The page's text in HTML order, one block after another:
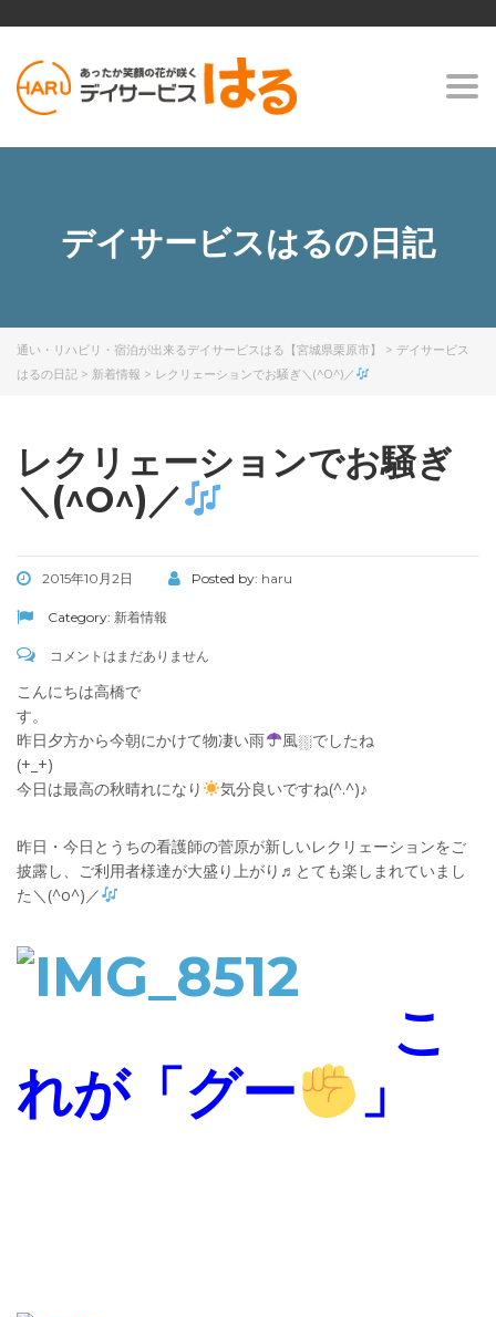
デイサービスはるの日記
通い・リハビリ・宿泊が出来るデイサービスはる【宮城県栗原市】 > デイサービス
はるの日記 > 新着情報 > レクリェーションでお騒ぎ＼(^O^)／
レクリェーションでお騒ぎ
＼(^O^)／
2015年10月2日 Posted by: haru
Category: 新着情報
コメントはまだありません
こんにちは高橋で
す
昨日夕方から今朝にかけて物凄い雨
風⛆でしたね
今日は最高の秋晴れになり
気分良いですね(^.^)♪
昨日・今日とうちの看護師の菅原が新しいレクリェーションをご
披露し、ご利用者様達が大盛り上がり♬とても楽しまれていまし
た＼(^o^)／
こ
れが「グー
」